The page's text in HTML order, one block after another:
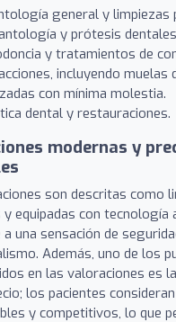
general y limpiezas
y prótesis
y tratamientos de
incluyendo muelas
con mínima molestia.
dental y restauraciones.
modernas y
son descritas como
y equipadas con tecnología
una sensación de
Además, uno de los
en las valoraciones es
los pacientes
y competitivos, lo que